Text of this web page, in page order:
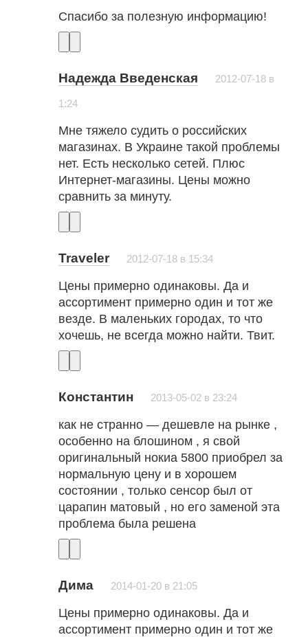
Спасибо за полезную информацию!
Надежда Введенская 2012-07-18 в
1:24
Мне тяжело судить о российских
магазинах. В Украине такой проблемы
нет. Есть несколько сетей. Плюс
Интернет-магазины. Цены можно
сравнить за минуту.
Traveler 2012-07-18 в 15:34
Цены примерно одинаковы. Да и
ассортимент примерно один и тот же
везде. В маленьких городах, то что
хочешь, не всегда можно найти. Твит.
Константин 2013-05-02 в 23:24
как не странно — дешевле на рынке ,
особенно на блошином , я свой
оригинальный нокиа 5800 приобрел за
нормальную цену и в хорошем
состоянии , только сенсор был от
царапин матовый , но его заменой эта
проблема была решена
Дима 2014-01-20 в 21:05
Цены примерно одинаковы. Да и
ассортимент примерно один и тот же